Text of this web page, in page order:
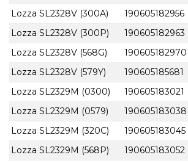
Lozza SL2328V (300A)
190605182956
Lozza SL2328V (300P)
190605182963
Lozza SL2328V (568G)
190605182970
Lozza SL2328V (579Y)
190605185681
Lozza SL2329M (0300)
190605183021
Lozza SL2329M (0579)
190605183038
Lozza SL2329M (320C)
190605183045
Lozza SL2329M (568P)
190605183052